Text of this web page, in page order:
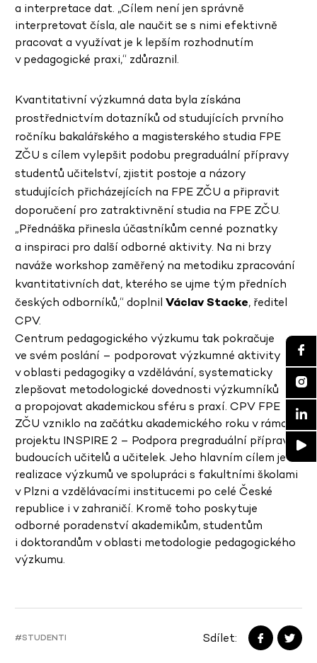
a interpretace dat. „Cílem není jen správně
interpretovat čísla, ale naučit se s nimi efektivně
pracovat a využívat je k lepším rozhodnutím
v pedagogické praxi,“ zdůraznil.
Kvantitativní výzkumná data byla získána
prostřednictvím dotazníků od studujících prvního
ročníku bakalářského a magisterského studia FPE
ZČU s cílem vylepšit podobu pregraduální přípravy
studentů učitelství, zjistit postoje a názory
studujících přicházejících na FPE ZČU a připravit
doporučení pro zatraktivnění studia na FPE ZČU.
„Přednáška přinesla účastníkům cenné poznatky
a inspiraci pro další odborné aktivity. Na ni brzy
naváže workshop zaměřený na metodiku zpracování
kvantitativních dat, kterého se ujme tým předních
českých odborníků,“ doplnil Václav Stacke, ředitel
CPV.
Centrum pedagogického výzkumu tak pokračuje
ve svém poslání – podporovat výzkumné aktivity
v oblasti pedagogiky a vzdělávání, systematicky
zlepšovat metodologické dovednosti výzkumníků
a propojovat akademickou sféru s praxí. CPV FPE
ZČU vzniklo na začátku akademického roku v rámci
projektu INSPIRE 2 – Podpora pregraduální přípravy
budoucích učitelů a učitelek. Jeho hlavním cílem je
realizace výzkumů ve spolupráci s fakultními školami
v Plzni a vzdělávacími institucemi po celé České
republice i v zahraničí. Kromě toho poskytuje
odborné poradenství akademikům, studentům
i doktorandům v oblasti metodologie pedagogického
výzkumu.
#STUDENTI Sdílet: